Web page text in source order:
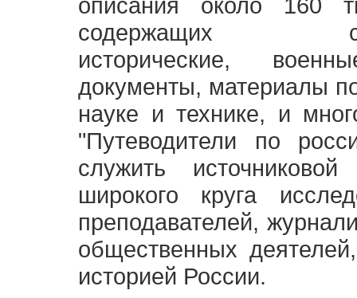
содержащих
исторические,
документы, материалы
науке и технике, и
"Путеводители по
служить
широкого круга
преподавателей,
общественных
историей России.